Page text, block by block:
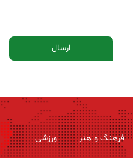
فرهنگ و هنر ورزشی